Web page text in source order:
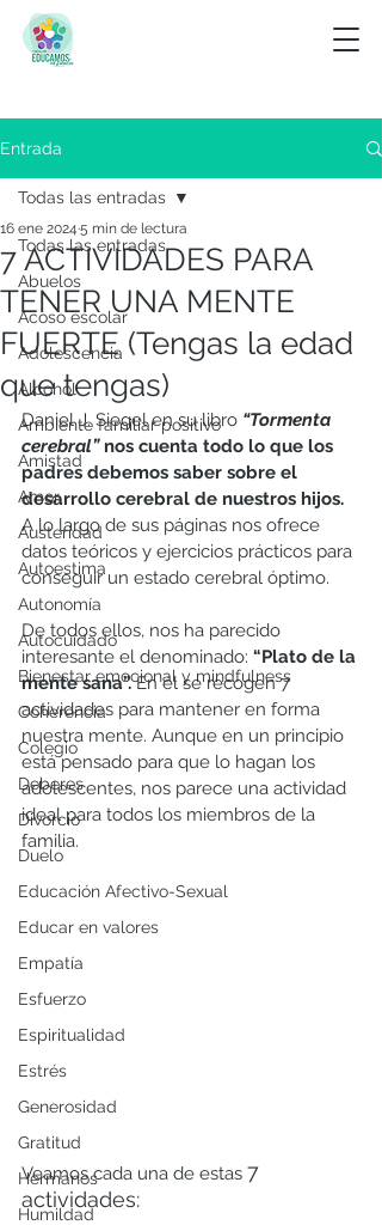
Entrada
Todas las entradas
Abuelos
Acoso escolar
Adolescencia
Alcohol
Ambiente familiar positivo
Amistad
Amor
Austeridad
Autoestima
Autonomía
Autocuidado
Bienestar emocional y mindfulness
Coherencia
Colegio
Deberes
Divorcio
Duelo
Educación Afectivo-Sexual
Educar en valores
Empatía
Esfuerzo
Espiritualidad
Estrés
Generosidad
Gratitud
Hermanos
Humildad
Todas las entradas
7 ACTIVIDADES PARA
TENER UNA MENTE
FUERTE (Tengas la edad
que tengas)
16 ene 2024 5 min de lectura
Daniel J. Siegel en su libro “Tormenta
cerebral” nos cuenta todo lo que los
padres debemos saber sobre el
desarrollo cerebral de nuestros hijos.
A lo largo de sus páginas nos ofrece
datos teóricos y ejercicios prácticos para
conseguir un estado cerebral óptimo.
De todos ellos, nos ha parecido
interesante el denominado: “Plato de la
mente sana”. En él se recogen 7
actividades para mantener en forma
nuestra mente. Aunque en un principio
está pensado para que lo hagan los
adolescentes, nos parece una actividad
ideal para todos los miembros de la
familia.
Veamos cada una de estas 7
actividades: